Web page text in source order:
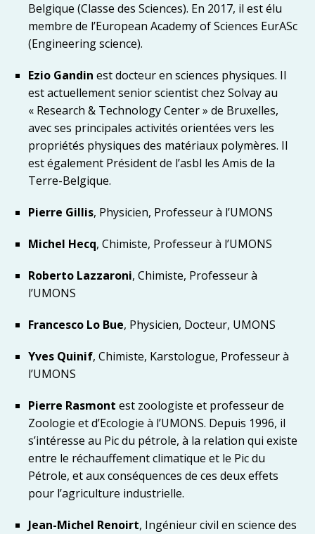
Belgique (Classe des Sciences). En 2017, il est élu
membre de l’European Academy of Sciences EurASc
(Engineering science).
Ezio Gandin est docteur en sciences physiques. Il
est actuellement senior scientist chez Solvay au
« Research & Technology Center » de Bruxelles,
avec ses principales activités orientées vers les
propriétés physiques des matériaux polymères. Il
est également Président de l’asbl les Amis de la
Terre-Belgique.
Pierre Gillis, Physicien, Professeur à l’UMONS
Michel Hecq, Chimiste, Professeur à l’UMONS
Roberto Lazzaroni, Chimiste, Professeur à
l’UMONS
Francesco Lo Bue, Physicien, Docteur, UMONS
Yves Quinif, Chimiste, Karstologue, Professeur à
l’UMONS
Pierre Rasmont est zoologiste et professeur de
Zoologie et d’Ecologie à l’UMONS. Depuis 1996, il
s’intéresse au Pic du pétrole, à la relation qui existe
entre le réchauffement climatique et le Pic du
Pétrole, et aux conséquences de ces deux effets
pour l’agriculture industrielle.
Jean-Michel Renoirt, Ingénieur civil en science des